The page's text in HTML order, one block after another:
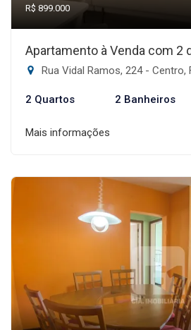
R$ 899.000
Apartamento à Venda com 2
Rua Vidal Ramos, 224 - Centro,
2 Quartos 2 Banheiros
Mais informações